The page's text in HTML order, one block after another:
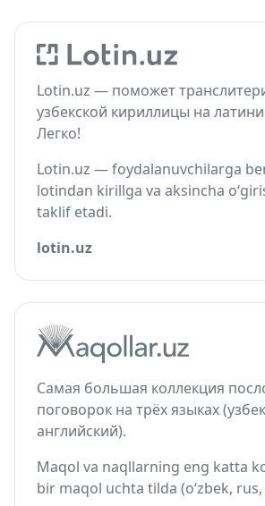
Lotin.uz — поможет
узбекской кириллицы на
Легко!
Lotin.uz — foydalanuvchilarga
lotindan kirillga va aksincha
taklif etadi.
lotin.uz
Самая большая коллекция
поговорок на трёх языках
английский).
Maqol va naqllarning eng katta
bir maqol uchta tilda (o‘zbek,